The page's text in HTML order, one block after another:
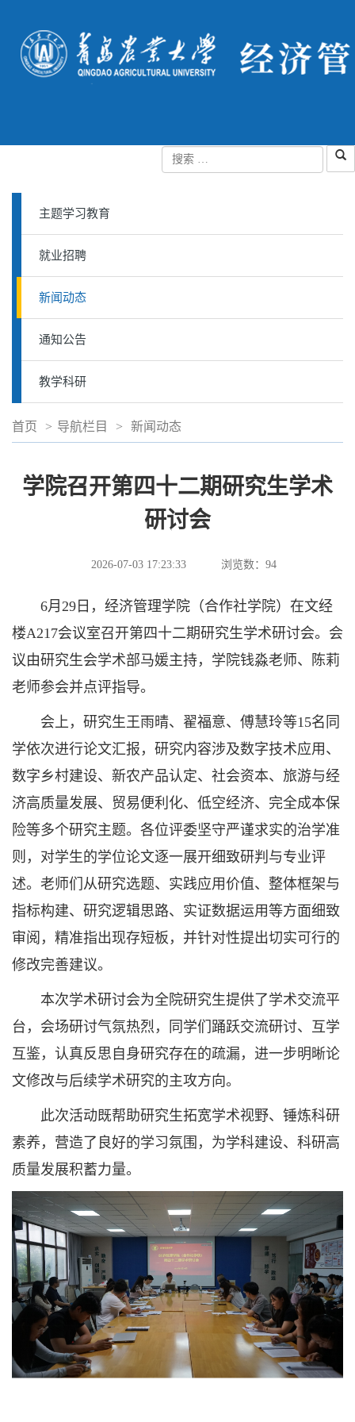
主题学习教育
就业招聘
新闻动态
通知公告
教学科研
首页 > 导航栏目 > 新闻动态
学院召开第四十二期研究生学术
研讨会
2026-07-03 17:23:33 浏览数： 94
6月29日，经济管理学院（合作社学院）在文经
楼A217会议室召开第四十二期研究生学术研讨会。会
议由研究生会学术部马媛主持，学院钱淼老师、陈莉
老师参会并点评指导。
会上，研究生王雨晴、翟福意、傅慧玲等15名同
学依次进行论文汇报，研究内容涉及数字技术应用、
数字乡村建设、新农产品认定、社会资本、旅游与经
济高质量发展、贸易便利化、低空经济、完全成本保
险等多个研究主题。各位评委坚守严谨求实的治学准
则，对学生的学位论文逐一展开细致研判与专业评
述。老师们从研究选题、实践应用价值、整体框架与
指标构建、研究逻辑思路、实证数据运用等方面细致
审阅，精准指出现存短板，并针对性提出切实可行的
修改完善建议。
本次学术研讨会为全院研究生提供了学术交流平
台，会场研讨气氛热烈，同学们踊跃交流研讨、互学
互鉴，认真反思自身研究存在的疏漏，进一步明晰论
文修改与后续学术研究的主攻方向。
此次活动既帮助研究生拓宽学术视野、锤炼科研
素养，营造了良好的学习氛围，为学科建设、科研高
质量发展积蓄力量。